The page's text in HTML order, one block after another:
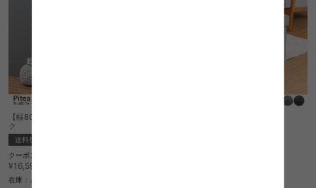
【幅80cm】 Pitea 突っ張りウォールラッ
ク
送料無料
クーポン利用で
¥16,590→
在庫：△